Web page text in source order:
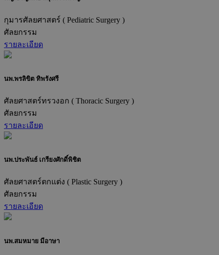
กุมารศัลยศาสตร์ ( Pediatric Surgery )
ศัลยกรรม
รายละเอียด
นพ.พรลิขิต ทิพรังศรี
ศัลยศาสตร์ทรวงอก ( Thoracic Surgery )
ศัลยกรรม
รายละเอียด
นพ.ประพันธ์ เกรียงศักดิ์พิชิต
ศัลยศาสตร์ตกแต่ง ( Plastic Surgery )
ศัลยกรรม
รายละเอียด
นพ.สมหมาย มีอาษา